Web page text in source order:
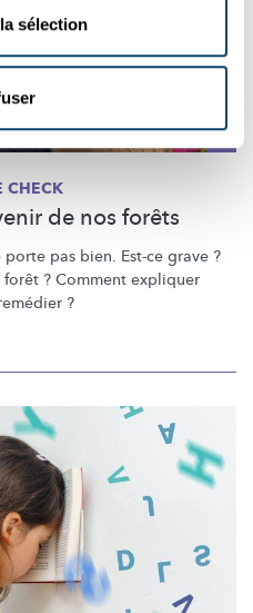
sélection
CHECK
de nos forêts
porte pas bien. Est-ce grave ?
? Comment expliquer
?